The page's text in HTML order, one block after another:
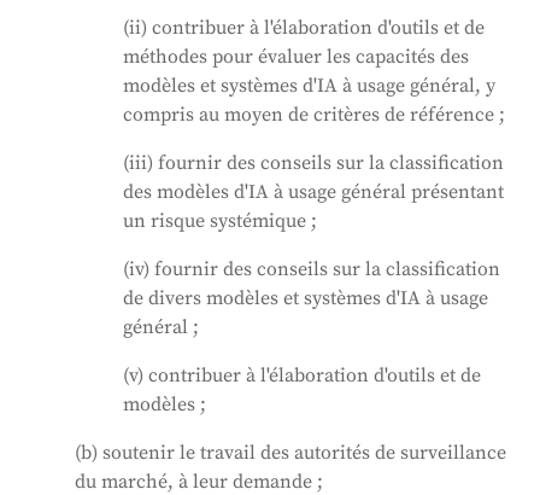
(ii) contribuer à l'élaboration d'outils et de
méthodes pour évaluer les capacités des
modèles et systèmes d'IA à usage général, y
compris au moyen de critères de référence ;
(iii) fournir des conseils sur la classification
des modèles d'IA à usage général présentant
un risque systémique ;
(iv) fournir des conseils sur la classification
de divers modèles et systèmes d'IA à usage
général ;
(v) contribuer à l'élaboration d'outils et de
modèles ;
(b) soutenir le travail des autorités de surveillance
du marché, à leur demande ;